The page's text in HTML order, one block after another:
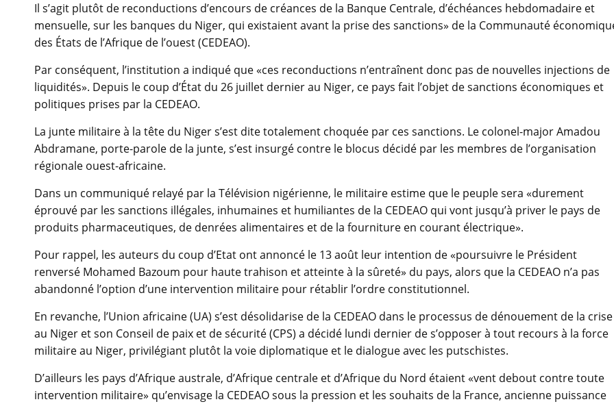
Il s’agit plutôt de reconductions d’encours de créances de la Banque Centrale, d’échéances hebdomadaire et
mensuelle, sur les banques du Niger, qui existaient avant la prise des sanctions» de la Communauté
des États de l’Afrique de l’ouest (CEDEAO).
Par conséquent, l’institution a indiqué que «ces reconductions n’entraînent donc pas de nouvelles injections de
liquidités». Depuis le coup d’État du 26 juillet dernier au Niger, ce pays fait l’objet de sanctions économiques et
politiques prises par la CEDEAO.
La junte militaire à la tête du Niger s’est dite totalement choquée par ces sanctions. Le colonel-major Amadou
Abdramane, porte-parole de la junte, s’est insurgé contre le blocus décidé par les membres de l’organisation
régionale ouest-africaine.
Dans un communiqué relayé par la Télévision nigérienne, le militaire estime que le peuple sera «durement
éprouvé par les sanctions illégales, inhumaines et humiliantes de la CEDEAO qui vont jusqu’à priver le pays de
produits pharmaceutiques, de denrées alimentaires et de la fourniture en courant électrique».
Pour rappel, les auteurs du coup d’Etat ont annoncé le 13 août leur intention de «poursuivre le Président
renversé Mohamed Bazoum pour haute trahison et atteinte à la sûreté» du pays, alors que la CEDEAO n’a pas
abandonné l’option d’une intervention militaire pour rétablir l’ordre constitutionnel.
En revanche, l’Union africaine (UA) s’est désolidarise de la CEDEAO dans le processus de dénouement de la crise
au Niger et son Conseil de paix et de sécurité (CPS) a décidé lundi dernier de s’opposer à tout recours à la force
militaire au Niger, privilégiant plutôt la voie diplomatique et le dialogue avec les putschistes.
D’ailleurs les pays d’Afrique australe, d’Afrique centrale et d’Afrique du Nord étaient «vent debout contre toute
intervention militaire» qu’envisage la CEDEAO sous la pression et les souhaits de la France, ancienne puissance